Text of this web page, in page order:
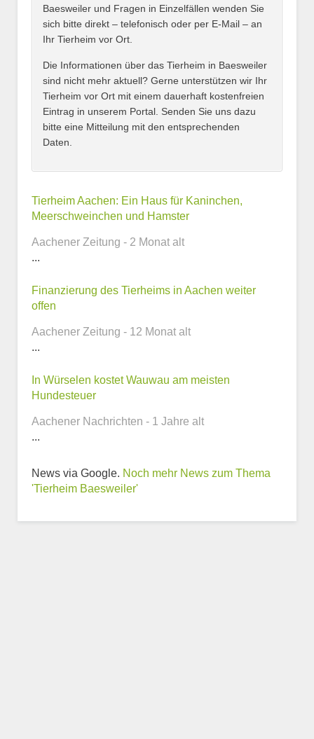
Kontaktmöglichkeiten
E-Mail-Adresse
zum Tierheim
Trägerverein
Baesweiler und Fragen in Einzelfällen wenden Sie
sich bitte direkt – telefonisch oder per E-Mail – an
Ihr Tierheim vor Ort.
Die Informationen über das Tierheim in Baesweiler
sind nicht mehr aktuell? Gerne unterstützen wir Ihr
Tierheim vor Ort mit einem dauerhaft kostenfreien
Eintrag in unserem Portal. Senden Sie uns dazu
bitte eine Mitteilung mit den entsprechenden
Daten.
Tierheim Aachen: Ein Haus für Kaninchen,
Meerschweinchen und Hamster
Aachener Zeitung - 2 Monat alt
...
Finanzierung des Tierheims in Aachen weiter
offen
Aachener Zeitung - 12 Monat alt
...
In Würselen kostet Wauwau am meisten
Hundesteuer
Aachener Nachrichten - 1 Jahre alt
...
News via Google. Noch mehr News zum Thema
'Tierheim Baesweiler'